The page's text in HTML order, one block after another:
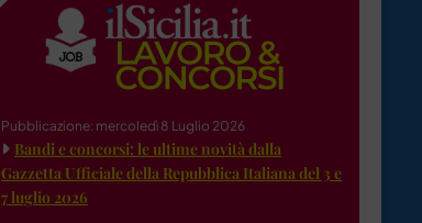
Pubblicazione: mercoledì 8 Luglio 2026
Bandi e concorsi: le ultime novità dalla
Gazzetta Ufficiale della Repubblica Italiana del 3 e
7 luglio 2026